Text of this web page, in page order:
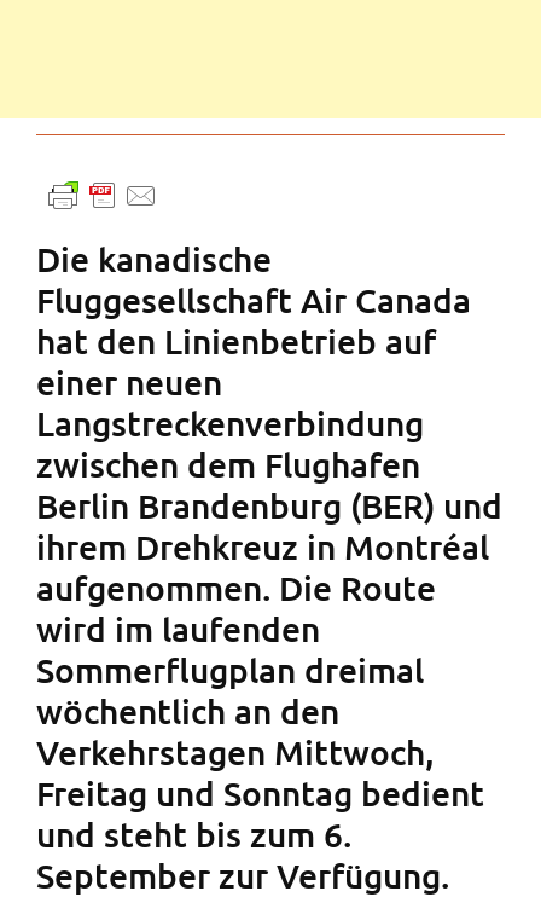
Die kanadische
Fluggesellschaft Air Canada
hat den Linienbetrieb auf
einer neuen
Langstreckenverbindung
zwischen dem Flughafen
Berlin Brandenburg (BER) und
ihrem Drehkreuz in Montréal
aufgenommen. Die Route
wird im laufenden
Sommerflugplan dreimal
wöchentlich an den
Verkehrstagen Mittwoch,
Freitag und Sonntag bedient
und steht bis zum 6.
September zur Verfügung.